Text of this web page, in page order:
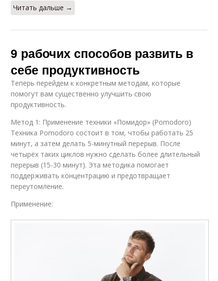
Читать дальше →
9 рабочих способов развить в
себе продуктивность
Теперь перейдем к конкретным методам, которые
помогут вам существенно улучшить свою
продуктивность.
Метод 1: Применение техники «Помидор» (Pomodoro)
Техника Pomodoro состоит в том, чтобы работать 25
минут, а затем делать 5-минутный перерыв. После
четырёх таких циклов нужно сделать более длительный
перерыв (15-30 минут). Эта методика помогает
поддерживать концентрацию и предотвращает
переутомление.
Применение: